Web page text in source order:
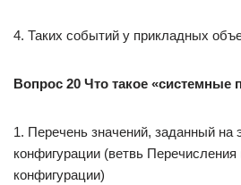
4. Таких событий у прикладных
Вопрос 20 Что такое «системные
1. Перечень значений, заданный на
конфигурации (ветвь Перечисления
конфигурации)